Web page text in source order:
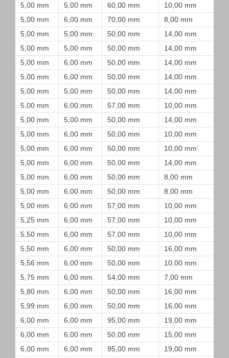
5,00 mm
5,00 mm 60,00 mm
10,00 mm
5,00 mm
6,00 mm 70,00 mm
8,00 mm
5,00 mm
5,00 mm 50,00 mm
14,00 mm
5,00 mm
5,00 mm 50,00 mm
14,00 mm
5,00 mm
6,00 mm 50,00 mm
14,00 mm
5,00 mm
6,00 mm 50,00 mm
14,00 mm
5,00 mm
5,00 mm 50,00 mm
14,00 mm
5,00 mm
6,00 mm 57,00 mm
10,00 mm
5,00 mm
5,00 mm 50,00 mm
14,00 mm
5,00 mm
6,00 mm 50,00 mm
10,00 mm
5,00 mm
6,00 mm 50,00 mm
10,00 mm
5,00 mm
6,00 mm 50,00 mm
14,00 mm
5,00 mm
6,00 mm 50,00 mm
8,00 mm
5,00 mm
6,00 mm 50,00 mm
8,00 mm
5,00 mm
6,00 mm 57,00 mm
10,00 mm
5,25 mm
6,00 mm 57,00 mm
10,00 mm
5,50 mm
6,00 mm 57,00 mm
10,00 mm
5,50 mm
6,00 mm 50,00 mm
16,00 mm
5,56 mm
6,00 mm 50,00 mm
10,00 mm
5,75 mm
6,00 mm 54,00 mm
7,00 mm
5,80 mm
6,00 mm 50,00 mm
16,00 mm
5,99 mm
6,00 mm 50,00 mm
16,00 mm
6,00 mm
6,00 mm 95,00 mm
19,00 mm
6,00 mm
6,00 mm 50,00 mm
15,00 mm
6,00 mm
6,00 mm 95,00 mm
19,00 mm